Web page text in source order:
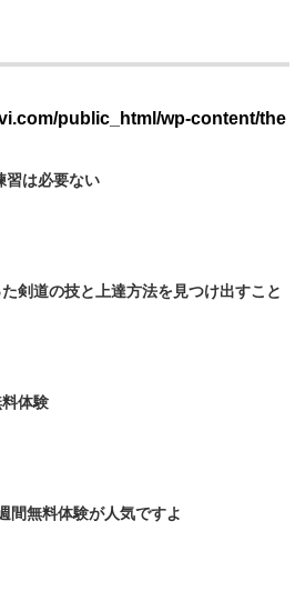
public_html/wp-content/the
習は必要ない
剣道の技と上達方法を見つけ出すこと
体験
間無料体験が人気ですよ